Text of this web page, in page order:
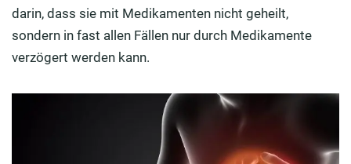
darin, dass sie mit Medikamenten nicht geheilt,
sondern in fast allen Fällen nur durch Medikamente
verzögert werden kann.